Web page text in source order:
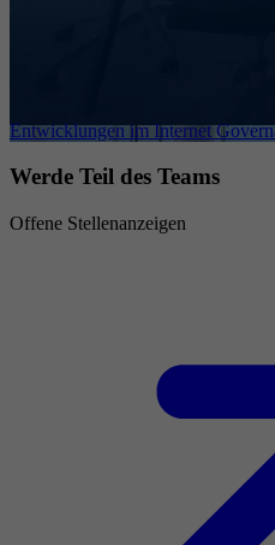
Entwicklungen im Internet
Werde Teil des Teams
Offene Stellenanzeigen